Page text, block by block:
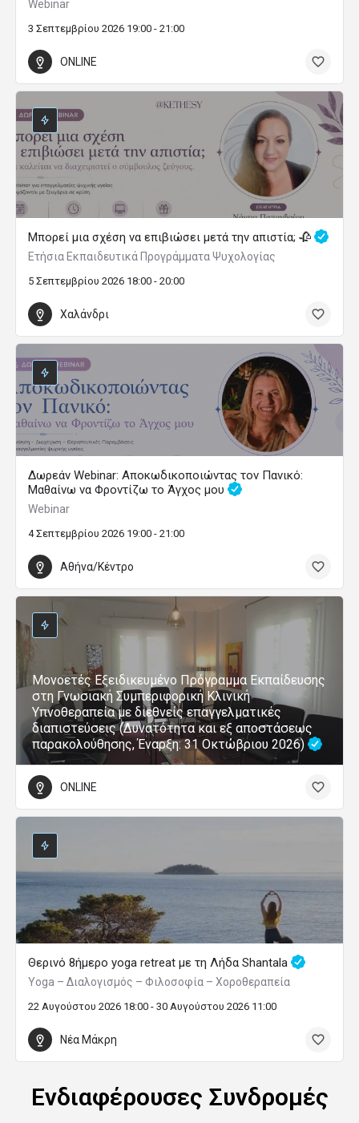
Webinar
3 Σεπτεμβρίου 2026 19:00 - 21:00
ONLINE
Μπορεί μια σχέση να επιβιώσει μετά την απιστία; 🥀
Ετήσια Εκπαιδευτικά Προγράμματα Ψυχολογίας
5 Σεπτεμβρίου 2026 18:00 - 20:00
Χαλάνδρι
Δωρεάν Webinar: Αποκωδικοποιώντας τον Πανικό:
Μαθαίνω να Φροντίζω το Άγχος μου
Webinar
4 Σεπτεμβρίου 2026 19:00 - 21:00
Αθήνα/Κέντρο
Μονοετές Εξειδικευμένο Πρόγραμμα Εκπαίδευσης
στη Γνωσιακή Συμπεριφορική Κλινική
Υπνοθεραπεία με διεθνείς επαγγελματικές
διαπιστεύσεις (Δυνατότητα και εξ αποστάσεως
παρακολούθησης, Έναρξη: 31 Οκτώβριου 2026)
ONLINE
Θερινό 8ήμερο yoga retreat με τη Λήδα Shantala
Yoga – Διαλογισμός – Φιλοσοφία – Χοροθεραπεία
22 Αυγούστου 2026 18:00 - 30 Αυγούστου 2026 11:00
Νέα Μάκρη
Ενδιαφέρουσες Συνδρομές